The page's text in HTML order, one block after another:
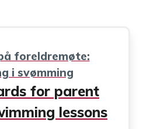
foreldremøte:
i svømming
for parent
lessons